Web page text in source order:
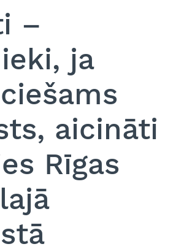
–
ja
aicināti
Rīgas